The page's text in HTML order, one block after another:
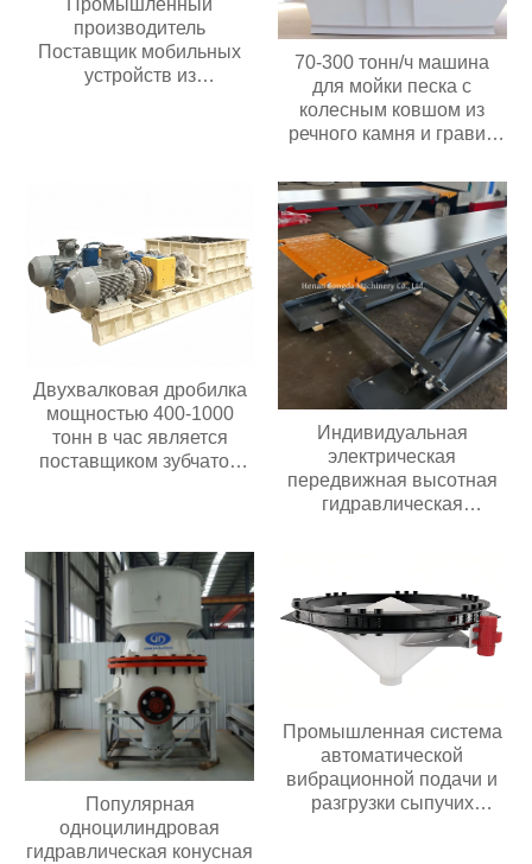
Промышленный
производитель
Поставщик мобильных
устройств из
пластиковый конвейер
70-300 тонн/ч машина
для мойки песка с
колесным ковшом из
речного камня и гравия
высокой
производительностью
Цена в Индонезии
Двухвалковая дробилка
мощностью 400-1000
тонн в час является
поставщиком зубчатой
Индивидуальная
электрическая
передвижная высотная
гидравлическая
Популярная
одноцилиндровая
гидравлическая конусная
Промышленная система
автоматической
вибрационной подачи и
разгрузки сыпучих